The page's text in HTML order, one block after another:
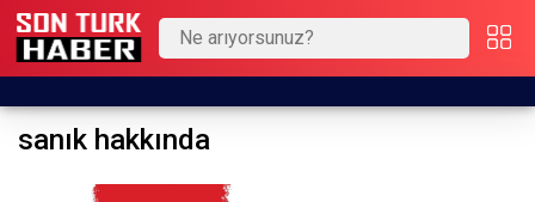
sanık hakkında